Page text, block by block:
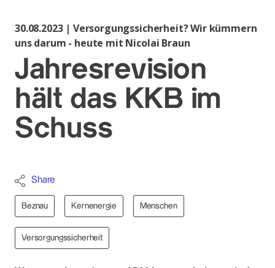
30.08.2023 | Versorgungssicherheit? Wir kümmern
uns darum - heute mit Nicolai Braun
Jahresrevision
hält das KKB im
Schuss
Share
Beznau Kernenergie Menschen
Versorgungssicherheit